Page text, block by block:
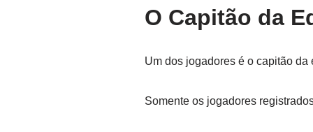
O Capitão da
Um dos jogadores é o capitão
Somente os jogadores